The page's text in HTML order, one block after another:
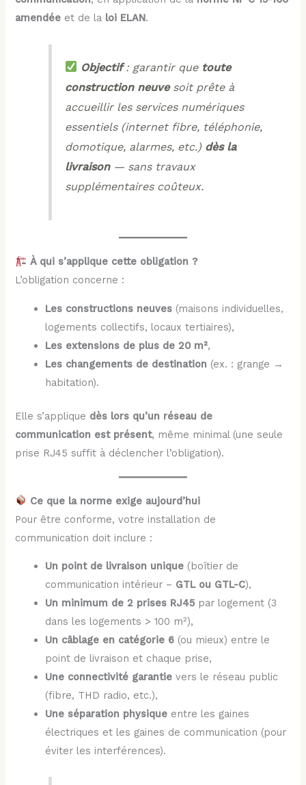
amendée et de la loi ELAN.
Objectif: garantir que toute
construction neuvesoit prête à
accueillir les services numériques
essentiels (internet fibre, téléphonie,
domotique, alarmes, etc.) dès la
livraison— sans travaux
supplémentaires coûteux.
À qui s’applique cette obligation ?
L’obligation concerne :
Les constructions neuves (maisons individuelles,
logements collectifs, locaux tertiaires),
Les extensions de plus de 20 m²,
Les changements de destination (ex. : grange →
habitation).
Elle s’applique dès lors qu’un réseau de
communication est présent, même minimal (une seule
prise RJ45 suffit à déclencher l’obligation).
Ce que la norme exige aujourd’hui
Pour être conforme, votre installation de
communication doit inclure :
Un point de livraison unique (boîtier de
communication intérieur – GTL ou GTL-C),
Un minimum de 2 prises RJ45 par logement (3
dans les logements > 100 m²),
Un câblage en catégorie 6 (ou mieux) entre le
point de livraison et chaque prise,
Une connectivité garantie vers le réseau public
(fibre, THD radio, etc.),
Une séparation physique entre les gaines
électriques et les gaines de communication (pour
éviter les interférences).